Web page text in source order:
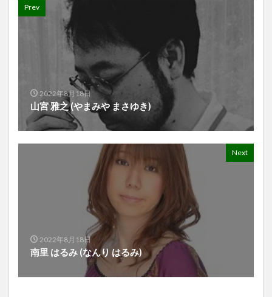
Prev
2022年8月18日
山宮 雅之 (やまみや まさゆき)
Next
2022年8月18日
南里 はるみ (なんり はるみ)